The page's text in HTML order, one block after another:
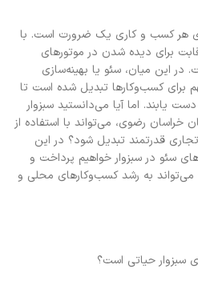
هر کسب و کاری یک ضرورت است. با
برای دیده شدن در موتورهای
در این میان، سئو یا بهینه‌سازی
برای کسب‌وکارها تبدیل شده است تا
یابند. اما آیا می‌دانستید سبزوار
خراسان رضوی، می‌تواند با استفاده از
قدرتمند تبدیل شود؟ در این
سئو در سبزوار خواهیم پرداخت و
به رشد کسب‌وکارهای محلی و
سبزوار حیاتی است؟